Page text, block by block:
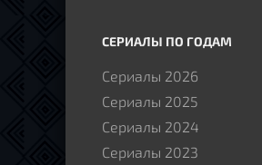
СЕРИАЛЫ ПО ГОДАМ
Сериалы 2026
Сериалы 2025
Сериалы 2024
Сериалы 2023